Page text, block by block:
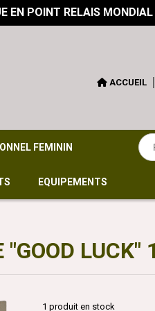
EN POINT RELAIS
ACCUEIL
FEMININ
EQUIPEMENTS
LUCK"
1 produit en stock